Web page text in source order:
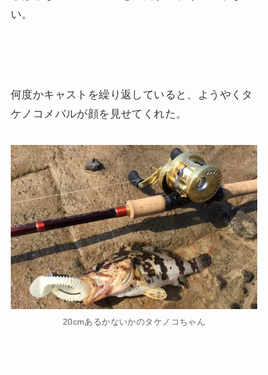
い。
何度かキャストを繰り返していると、ようやくタ
ケノコメバルが顔を見せてくれた。
20cmあるかないかのタケノコちゃん